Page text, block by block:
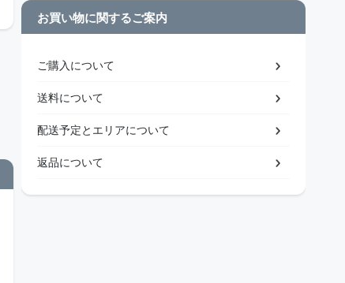
お買い物に関するご案内
ご購入について
送料について
配送予定とエリアについて
返品について